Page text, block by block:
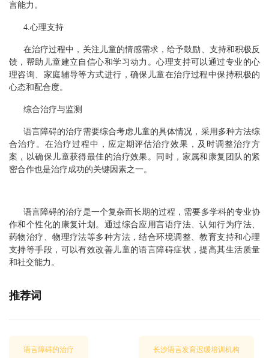
言能力。
4.心理支持
在治疗过程中，关注儿童的情感需求，给予鼓励、支持和积极反
馈，帮助儿童建立自信心和学习动力。心理支持可以通过专业的心
理咨询、家庭辅导等方式进行，确保儿童在治疗过程中保持积极的
心态和配合度。
综合治疗与监测
语言障碍的治疗需要综合考虑儿童的具体情况，采用多种方法综
合治疗。在治疗过程中，应定期评估治疗效果，及时调整治疗方
案，以确保儿童获得最佳的治疗效果。同时，家属和康复团队的紧
密合作也是治疗成功的关键因素之一。
语言障碍的治疗是一个复杂而长期的过程，需要多学科的专业协
作和个性化的康复计划。通过综合应用言语疗法、认知行为疗法、
药物治疗、物理疗法等多种方法，结合环境调整、教育支持和心理
支持等手段，可以有效改善儿童的语言障碍症状，提高其生活质量
和社交能力。
推荐词
语言障碍的治疗 长沙语言发育迟缓培训机构